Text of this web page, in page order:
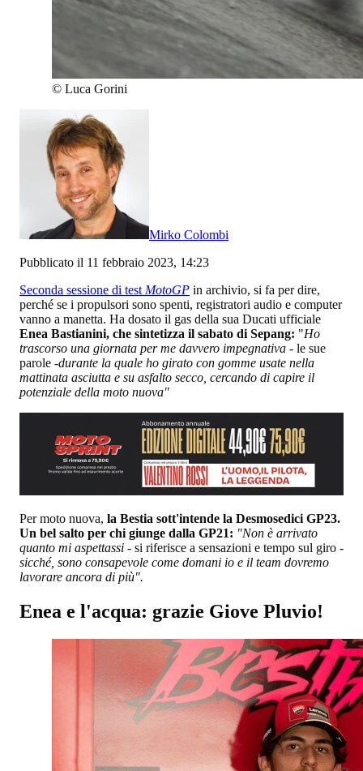
© Luca Gorini
Mirko Colombi
Pubblicato il 11 febbraio 2023, 14:23
Seconda sessione di test MotoGP in archivio, si fa per dire,
perché se i propulsori sono spenti, registratori audio e computer
vanno a manetta. Ha dosato il gas della sua Ducati ufficiale
Enea Bastianini, che sintetizza il sabato di Sepang: "Ho
trascorso una giornata per me davvero impegnativa - le sue
parole -durante la quale ho girato con gomme usate nella
mattinata asciutta e su asfalto secco, cercando di capire il
potenziale della moto nuova"
Per moto nuova, la Bestia sott'intende la Desmosedici GP23.
Un bel salto per chi giunge dalla GP21: "Non è arrivato
quanto mi aspettassi - si riferisce a sensazioni e tempo sul giro -
sicché, sono consapevole come domani io e il team dovremo
lavorare ancora di più".
Enea e l'acqua: grazie Giove Pluvio!